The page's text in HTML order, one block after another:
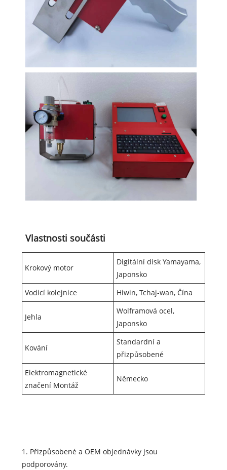
Vlastnosti součásti
Krokový motor
Digitální disk Yamayama,
Japonsko
Vodicí kolejnice
Hiwin, Tchaj-wan, Čína
Jehla
Wolframová ocel,
Japonsko
Kování
Standardní a
přizpůsobené
Elektromagnetické
značení Montáž
Německo
1. Přizpůsobené a OEM objednávky jsou
podporovány.